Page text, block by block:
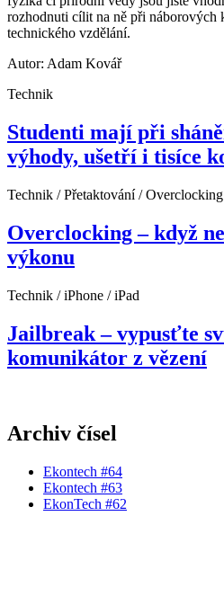
rozhodnuti cílit na ně při náborových
technického vzdělání.
Autor: Adam Kovář
Technik
Studenti mají při
výhody, ušetří i tisíce
Technik / Přetaktování / Overclocking
Overclocking – když
výkonu
Technik / iPhone / iPad
Jailbreak – vypusťte
komunikátor z vězení
Archiv čísel
Ekontech #64
Ekontech #63
EkonTech #62